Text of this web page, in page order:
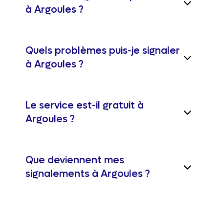
à Argoules ?
Quels problèmes puis-je signaler
à Argoules ?
Le service est-il gratuit à
Argoules ?
Que deviennent mes
signalements à Argoules ?